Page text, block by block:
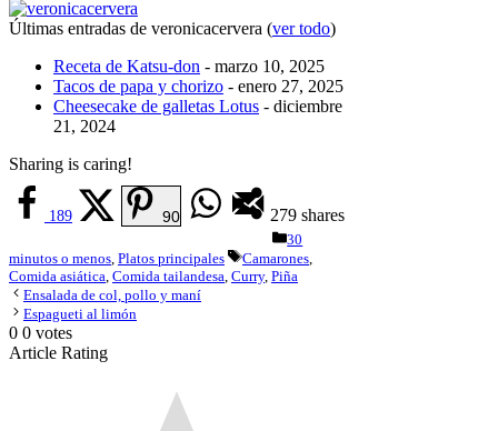
Últimas entradas de veronicacervera (ver todo)
Receta de Katsu-don - marzo 10, 2025
Tacos de papa y chorizo - enero 27, 2025
Cheesecake de galletas Lotus - diciembre
21, 2024
Sharing is caring!
279 shares
189 90
Categorías
30
minutos o menos, Platos principales Etiquetas
Camarones,
Comida asiática, Comida tailandesa, Curry, Piña
Ensalada de col, pollo y maní
Espagueti al limón
0 0 votes
Article Rating